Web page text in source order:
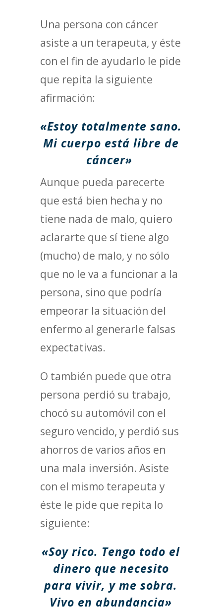
Una persona con cáncer
asiste a un terapeuta, y éste
con el fin de ayudarlo le pide
que repita la siguiente
afirmación:
«Estoy totalmente sano.
Mi cuerpo está libre de
cáncer»
Aunque pueda parecerte
que está bien hecha y no
tiene nada de malo, quiero
aclararte que sí tiene algo
(mucho) de malo, y no sólo
que no le va a funcionar a la
persona, sino que podría
empeorar la situación del
enfermo al generarle falsas
expectativas.
O también puede que otra
persona perdió su trabajo,
chocó su automóvil con el
seguro vencido, y perdió sus
ahorros de varios años en
una mala inversión. Asiste
con el mismo terapeuta y
éste le pide que repita lo
siguiente:
«Soy rico. Tengo todo el
dinero que necesito
para vivir, y me sobra.
Vivo en abundancia»